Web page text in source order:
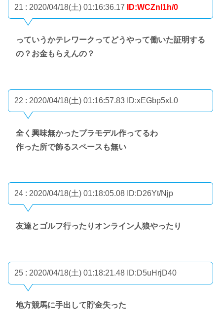
21 : 2020/04/18(土) 01:16:36.17 ID:WCZnl1h/0
っていうかテレワークってどうやって働いた証明する
の？お金もらえんの？
22 : 2020/04/18(土) 01:16:57.83 ID:xEGbp5xL0
全く興味無かったプラモデル作ってるわ
作った所で飾るスペースも無い
24 : 2020/04/18(土) 01:18:05.08 ID:D26Yt/Njp
友達とゴルフ行ったりオンライン人狼やったり
25 : 2020/04/18(土) 01:18:21.48 ID:D5uHrjD40
地方競馬に手出して貯金失った